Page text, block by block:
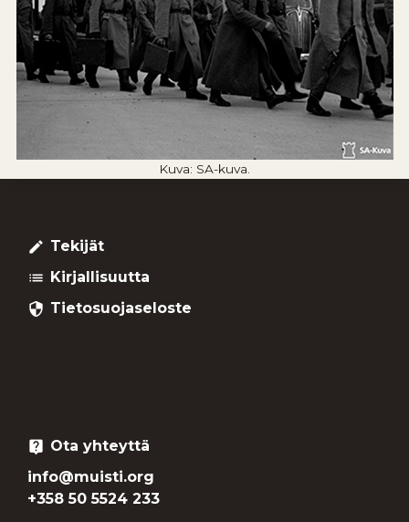
Kuva: SA-kuva.
create Tekijät
list Kirjallisuutta
security Tietosuojaseloste
live_help Ota yhteyttä
info@muisti.org
+358 50 5524 233